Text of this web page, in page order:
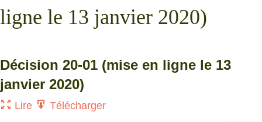
ligne le 13 janvier 2020)
Décision 20-01 (mise en ligne le 13
janvier 2020)
Lire Télécharger